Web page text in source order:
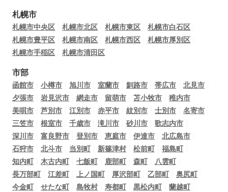
札幌市
札幌市中央区 札幌市北区 札幌市東区
札幌市白石区
札幌市豊平区
札幌市南区 札幌市西区
札幌市厚別区
札幌市手稲区
札幌市清田区
市部
函館市 小樽市 旭川市 室蘭市 釧路市 帯広市
北見市
夕張市
岩見沢市 網走市 留萌市 苫小牧市
稚内市
美唄市
芦別市 江別市 赤平市 紋別市 士別市
名寄市
三笠市
根室市 千歳市 滝川市 砂川市
歌志内市
深川市
富良野市 登別市 恵庭市 伊達市
北広島市
石狩市
北斗市 当別町 新篠津村 松前町
福島町
知内町
木古内町 七飯町 鹿部町 森町
八雲町
長万部町
江差町 上ノ国町 厚沢部町 乙部町
奥尻町
今金町
せたな町 島牧村 寿都町 黒松内町
蘭越町